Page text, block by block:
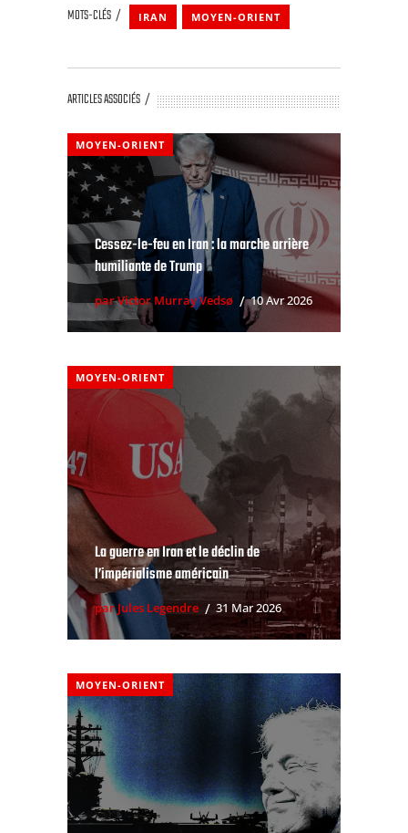
MOTS-CLÉS IRAN MOYEN-ORIENT
ARTICLES ASSOCIÉS
MOYEN-ORIENT
Cessez-le-feu en Iran : la marche arrière
humiliante de Trump
par Victor Murray Vedsø 10 Avr 2026
MOYEN-ORIENT
La guerre en Iran et le déclin de
l’impérialisme américain
par Jules Legendre 31 Mar 2026
MOYEN-ORIENT